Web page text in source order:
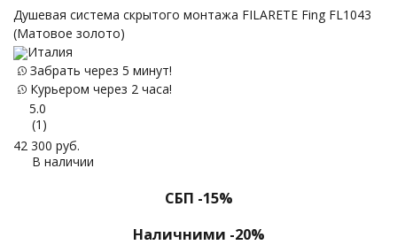
Душевая система скрытого монтажа FILARETE Fing FL1043
(Матовое золото)
Италия
Забрать через 5 минут!
Курьером через 2 часа!
5.0
(1)
42 300 руб.
В наличии
СБП -15%
Наличними -20%